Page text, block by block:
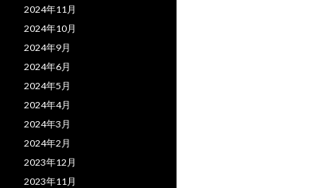
2024年11月
2024年10月
2024年9月
2024年6月
2024年5月
2024年4月
2024年3月
2024年2月
2023年12月
2023年11月